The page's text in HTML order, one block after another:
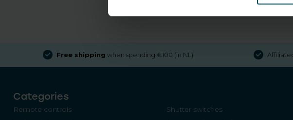
Free shipping when spending €100 (in NL)
Categories
Remote controls
Shutter switches